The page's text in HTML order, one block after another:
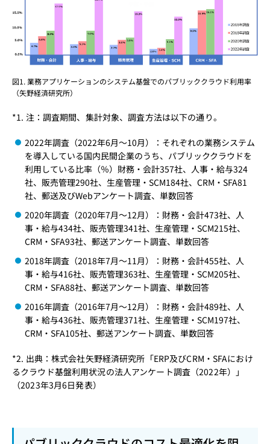
図1. 業務アプリケーションのシステム基盤でのパブリッククラウド利用率
（矢野経済研究所）
*1. 注：調査期間、集計対象、調査方法は以下の通り。
2022年調査（2022年6月〜10月）：それぞれの業務システム
を導入している国内民間企業のうち、パブリッククラウドを
利用している比率（％）財務・会計357社、人事・給与324
社、販売管理290社、生産管理・SCM184社、CRM・SFA81
社、郵送及びWebアンケート調査、単数回答
2020年調査（2020年7月〜12月）：財務・会計473社、人
事・給与434社、販売管理341社、生産管理・SCM215社、
CRM・SFA93社、郵送アンケート調査、単数回答
2018年調査（2018年7月〜11月）：財務・会計455社、人
事・給与416社、販売管理363社、生産管理・SCM205社、
CRM・SFA88社、郵送アンケート調査、単数回答
2016年調査（2016年7月〜12月）：財務・会計489社、人
事・給与436社、販売管理371社、生産管理・SCM197社、
CRM・SFA105社、郵送アンケート調査、単数回答
*2. 出典：株式会社矢野経済研究所「ERP及びCRM・SFAにおけ
るクラウド基盤利用状況の法人アンケート調査（2022年）」
（2023年3月6日発表）